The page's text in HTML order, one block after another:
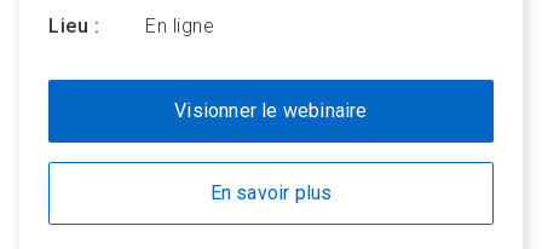
Lieu :
En ligne
Visionner le webinaire
En savoir plus